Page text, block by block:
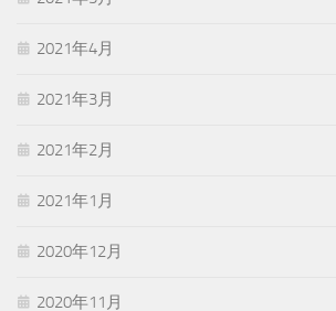
2021年4月
2021年3月
2021年2月
2021年1月
2020年12月
2020年11月